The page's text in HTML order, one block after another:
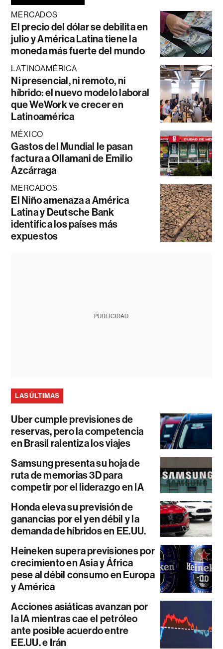
MERCADOS
El precio del dólar se debilita en
julio y América Latina tiene la
moneda más fuerte del mundo
LATINOAMÉRICA
Ni presencial, ni remoto, ni
híbrido: el nuevo modelo laboral
que WeWork ve crecer en
Latinoamérica
MÉXICO
Gastos del Mundial le pasan
factura a Ollamani de Emilio
Azcárraga
MERCADOS
El Niño amenaza a América
Latina y Deutsche Bank
identifica los países más
expuestos
PUBLICIDAD
LAS ÚLTIMAS
Uber cumple previsiones de
reservas, pero la competencia
en Brasil ralentiza los viajes
Samsung presenta su hoja de
ruta de memorias 3D para
competir por el liderazgo en IA
Honda eleva su previsión de
ganancias por el yen débil y la
demanda de híbridos en EE.UU.
Heineken supera previsiones por
crecimiento en Asia y África
pese al débil consumo en Europa
y América
Acciones asiáticas avanzan por
la IA mientras cae el petróleo
ante posible acuerdo entre
EE.UU. e Irán